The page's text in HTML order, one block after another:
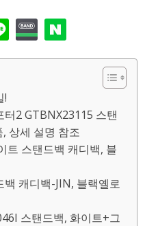
!
터2 GTBNX23115 스탠
상세 설명 참조
트 스탠드백 캐디백, 블
캐디백-JIN, 블랙옐로
스탠드백, 화이트+그